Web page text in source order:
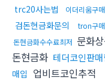
trc20사는법 이더리움구매
검돈현금화문의 tron구
돈현금화수수료최저 문화
돈현금화 테더코인판
매입 업비트코인추적